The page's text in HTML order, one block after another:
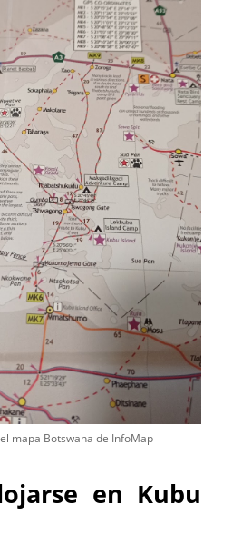
mapa Botswana de InfoMap
en Kubu